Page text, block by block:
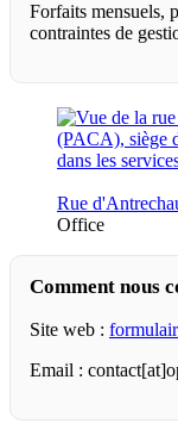
Forfaits mensuels,
contraintes de
Rue
Office
Comment nous
Site web :
Email :